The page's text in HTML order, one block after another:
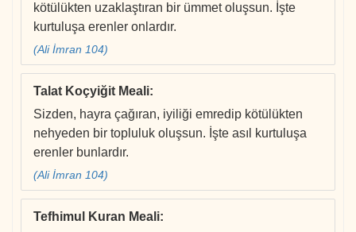
kötülükten uzaklaştıran bir ümmet oluşsun. İşte
kurtuluşa erenler onlardır.
(Ali İmran 104)
Talat Koçyiğit Meali:
Sizden, hayra çağıran, iyiliği emredip kötülükten
nehyeden bir topluluk oluşsun. İşte asıl kurtuluşa
erenler bunlardır.
(Ali İmran 104)
Tefhimul Kuran Meali: